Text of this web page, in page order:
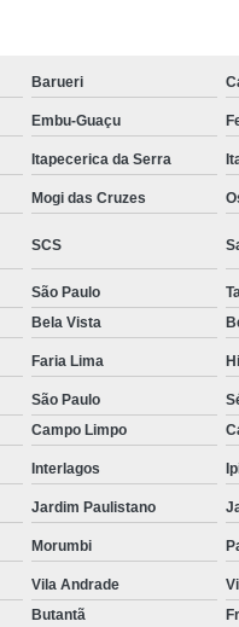
Pé Diabético
com Oxigênio para
Tratamento de
de Feridas
de Feridas
em Sorocaba
de Feridas
Intermitente
úlcera Varicosa
Campina Grande
em São Paulo
em Taubaté
Hiperbárico para
para Lesão Vascular
Barueri
Embu-Guaçu
Itapecerica da Serra
Mogi das Cruzes
SCS
São Paulo
Bela Vista
Faria Lima
São Paulo
Campo Limpo
Interlagos
Jardim Paulistano
Morumbi
Vila Andrade
Butantã